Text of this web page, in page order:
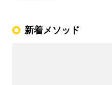
新着メソッド